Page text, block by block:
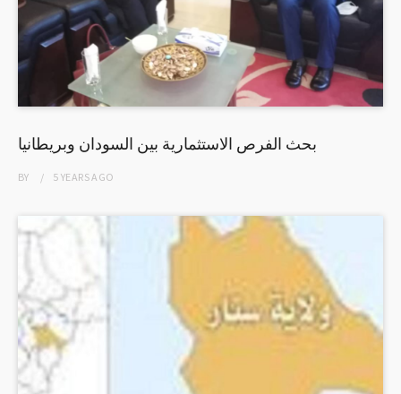
بحث الفرص الاستثمارية بين السودان وبريطانيا
BY 5 YEARSAGO